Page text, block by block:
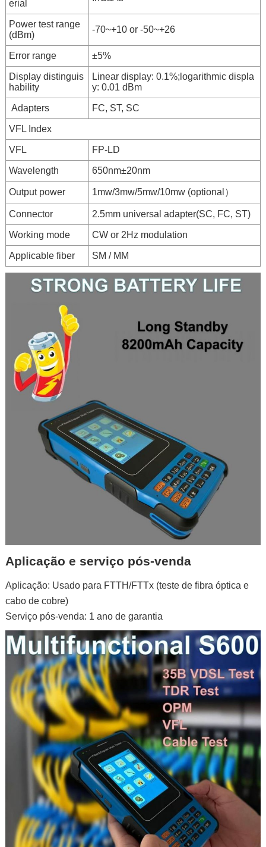
erial
Power test range
(dBm)
-70~+10 or -50~+26
Error range ±5%
Display distinguis
hability
Linear display: 0.1%;logarithmic displa
y: 0.01 dBm
Adapters FC, ST, SC
VFL Index
VFL FP-LD
Wavelength 650nm±20nm
Output power 1mw/3mw/5mw/10mw (optional）
Connector 2.5mm universal adapter(SC, FC, ST)
Working mode CW or 2Hz modulation
Applicable fiber SM / MM
Aplicação e serviço pós-venda
Aplicação: Usado para FTTH/FTTx (teste de fibra óptica e
cabo de cobre)
Serviço pós-venda: 1 ano de garantia